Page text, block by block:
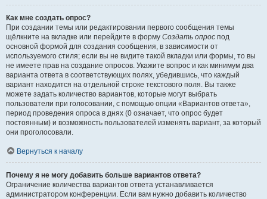
Как мне создать опрос?
При создании темы или редактировании первого сообщения темы
щёлкните на вкладке или перейдите в форму Создать опрос под
основной формой для создания сообщения, в зависимости от
используемого стиля; если вы не видите такой вкладки или формы, то вы
не имеете прав на создание опросов. Укажите вопрос и как минимум два
варианта ответа в соответствующих полях, убедившись, что каждый
вариант находится на отдельной строке текстового поля. Вы также
можете задать количество вариантов, которые могут выбрать
пользователи при голосовании, с помощью опции «Вариантов ответа»,
период проведения опроса в днях (0 означает, что опрос будет
постоянным) и возможность пользователей изменять вариант, за который
они проголосовали.
Вернуться к началу
Почему я не могу добавить больше вариантов ответа?
Ограничение количества вариантов ответа устанавливается
администратором конференции. Если вам нужно добавить количество